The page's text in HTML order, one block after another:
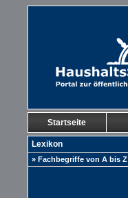
Startseite
Lexikon
» Fachbegriffe von A bis Z